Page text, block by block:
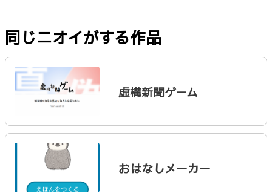
同じニオイがする作品
虚構新聞ゲーム
おはなしメーカー